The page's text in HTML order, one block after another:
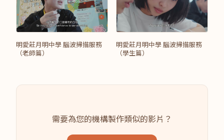
明愛莊月明中學 腦波掃描服務
（老師篇）
明愛莊月明中學 腦波掃描服務
（學生篇）
需要為您的機構製作類似的影片？